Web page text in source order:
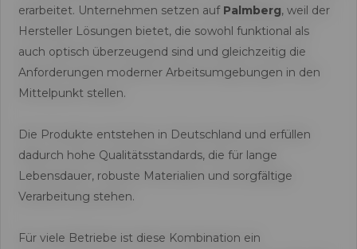
erarbeitet. Unternehmen setzen auf Palmberg, weil der
Hersteller Lösungen bietet, die sowohl funktional als
auch optisch überzeugend sind und gleichzeitig die
Anforderungen moderner Arbeitsumgebungen in den
Mittelpunkt stellen.
Die Produkte entstehen in Deutschland und erfüllen
dadurch hohe Qualitätsstandards, die für lange
Lebensdauer, robuste Materialien und sorgfältige
Verarbeitung stehen.
Für viele Betriebe ist diese Kombination ein